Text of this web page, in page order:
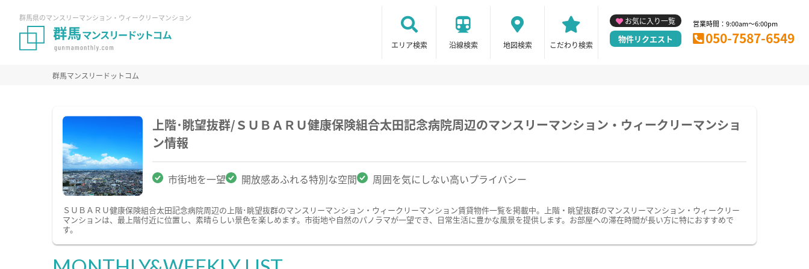
群馬県のマンスリーマンション・ウィークリーマンション
エリア検索 沿線検索 地図検索 こだわり検索
お気に入り一覧
物件リクエスト
営業時間：9:00am～6:00pm
050-7587-6549
群馬マンスリードットコム
上階･眺望抜群/ＳＵＢＡＲＵ健康保険組合太田記念病院周辺のマンスリーマンション・ウィークリーマンショ
ン情報
市街地を一望 開放感あふれる特別な空間 周囲を気にしない高いプライバシー
ＳＵＢＡＲＵ健康保険組合太田記念病院周辺の上階･眺望抜群のマンスリーマンション・ウィークリーマンション賃貸物件一覧を掲載中。上階・眺望抜群のマンスリーマンション・ウィークリー
マンションは、最上階付近に位置し、素晴らしい景色を楽しめます。市街地や自然のパノラマが一望でき、日常生活に豊かな風景を提供します。お部屋への滞在時間が長い方に特におすすめで
す。